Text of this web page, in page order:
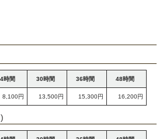
時間 30時間 36時間 48時間
8,100円 13,500円 15,300円 16,200円